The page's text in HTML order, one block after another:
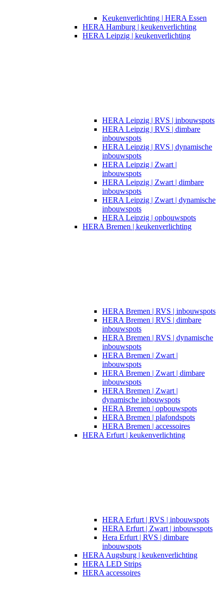
Keukenverlichting | HERA Essen
HERA Hamburg | keukenverlichting
HERA Leipzig | keukenverlichting
HERA Leipzig | RVS | inbouwspots
HERA Leipzig | RVS | dimbare
inbouwspots
HERA Leipzig | RVS | dynamische
inbouwspots
HERA Leipzig | Zwart |
inbouwspots​
HERA Leipzig | Zwart | dimbare
inbouwspots
HERA Leipzig | Zwart | dynamische
inbouwspots
HERA Leipzig | opbouwspots
HERA Bremen | keukenverlichting
HERA Bremen | RVS | inbouwspots
HERA Bremen | RVS | dimbare
inbouwspots
HERA Bremen | RVS | dynamische
inbouwspots
HERA Bremen | Zwart |
inbouwspots
HERA Bremen | Zwart | dimbare
inbouwspots
HERA Bremen | Zwart |
dynamische inbouwspots
HERA Bremen | opbouwspots
HERA Bremen | plafondspots
HERA Bremen | accessoires
HERA Erfurt | keukenverlichting
HERA Erfurt | RVS | inbouwspots
HERA Erfurt | Zwart | inbouwspots
Hera Erfurt | RVS | dimbare
inbouwspots
HERA Augsburg | keukenverlichting
HERA LED Strips
HERA accessoires